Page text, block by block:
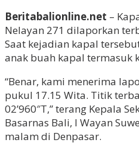
Beritabalionline.net –
Nelayan 271 dilaporkan
Saat kejadian kapal
anak buah kapal termasuk
“Benar, kami menerima
pukul 17.15 Wita. Titik
02’960″T,” terang Kepala
Basarnas Bali, I Wayan
malam di Denpasar.